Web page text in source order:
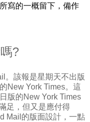
寫的一概留下，備作
?
。該報是星期天不出版
New York Times。這
版的New York Times
足，但又是應付得
Mail的版面設計，一點